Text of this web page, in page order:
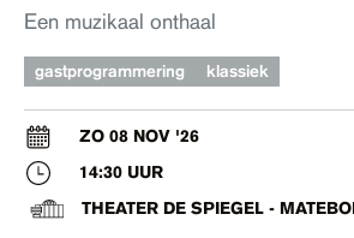
Je bezoek
Over ons
Eten & drinken
Een muzikaal onthaal
gastprogrammering klassiek
ZO 08 NOV '26
14:30 UUR
THEATER DE SPIEGEL -